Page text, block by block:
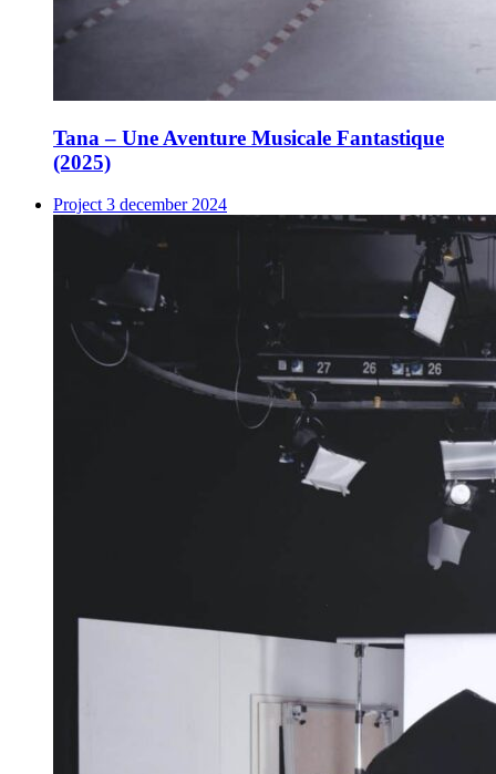
Tana – Une Aventure Musicale Fantastique
(2025)
Project 3 december 2024